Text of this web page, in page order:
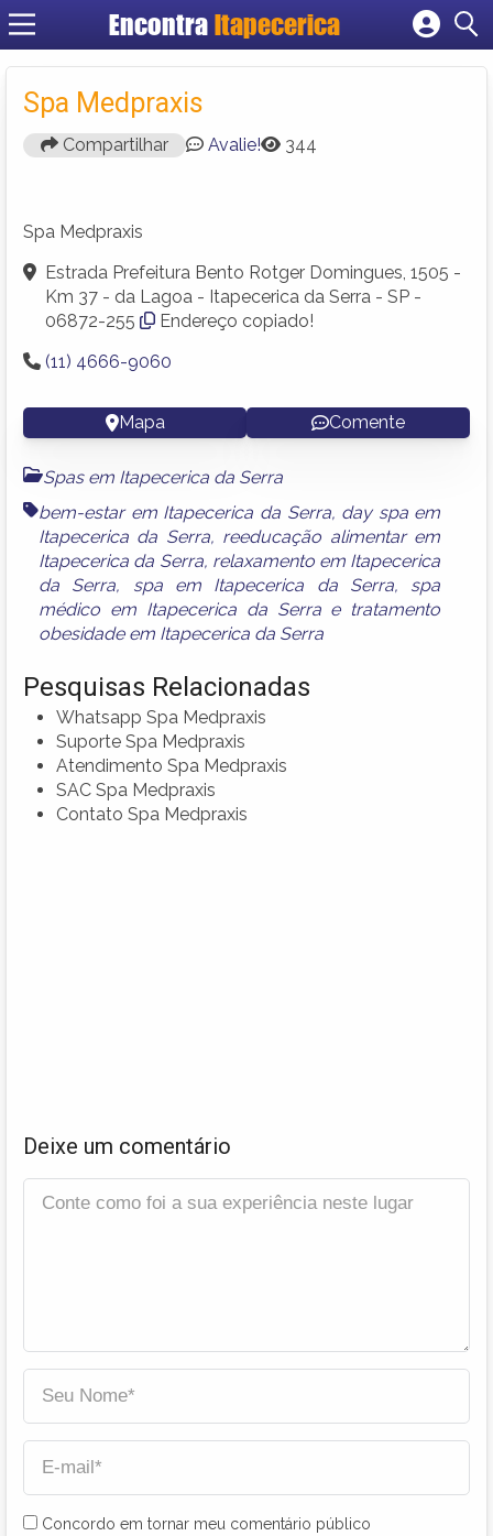
Encontra Itapecerica
Cadastrar empresa
Spa Medpraxis
Compartilhar Avalie! 344
Spa Medpraxis
Estrada Prefeitura Bento Rotger Domingues, 1505 -
Km 37 - da Lagoa - Itapecerica da Serra - SP -
06872-255
Endereço copiado!
(11) 4666-9060
Mapa Comente
Spas em Itapecerica da Serra
bem-estar em Itapecerica da Serra, day spa em
Itapecerica da Serra, reeducação alimentar em
Itapecerica da Serra, relaxamento em Itapecerica
da Serra, spa em Itapecerica da Serra, spa
médico em Itapecerica da Serrae tratamento
obesidade em Itapecerica da Serra
Pesquisas Relacionadas
Whatsapp Spa Medpraxis
Suporte Spa Medpraxis
Atendimento Spa Medpraxis
SAC Spa Medpraxis
Contato Spa Medpraxis
Deixe um comentário
Concordo em tornar meu comentário público